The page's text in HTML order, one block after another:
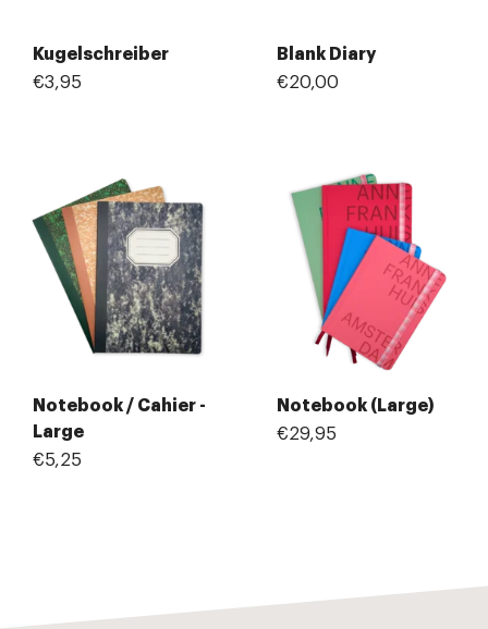
Kugelschreiber
€3,95
Blank Diary
€20,00
Notebook / Cahier -
Large
€5,25
Notebook (Large)
€29,95